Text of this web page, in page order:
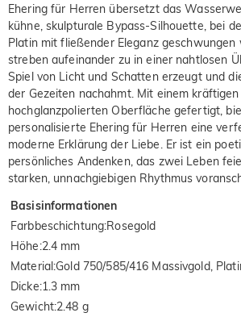
Ehering für Herren übersetzt das
kühne, skulpturale Bypass-Silhouette, bei
Platin mit fließender Eleganz geschwungen
streben aufeinander zu in einer nahtlosen
Spiel von Licht und Schatten erzeugt und
der Gezeiten nachahmt. Mit einem
hochglanzpolierten Oberfläche gefertigt,
personalisierte Ehering für Herren eine
moderne Erklärung der Liebe. Er ist ein
persönliches Andenken, das zwei Leben
starken, unnachgiebigen Rhythmus
Basisinformationen
Farbbeschichtung:Rosegold
Höhe:2.4 mm
Material:Gold 750/585/416 Massivgold,
Dicke:1.3 mm
Gewicht:2.48 g